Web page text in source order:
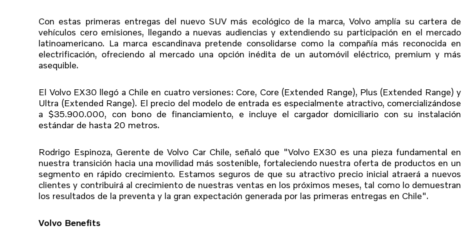
Con estas primeras entregas del nuevo SUV más ecológico de la marca, Volvo amplía su cartera de
vehículos cero emisiones, llegando a nuevas audiencias y extendiendo su participación en el mercado
latinoamericano. La marca escandinava pretende consolidarse como la compañía más reconocida en
electrificación, ofreciendo al mercado una opción inédita de un automóvil eléctrico, premium y más
asequible.
El Volvo EX30 llegó a Chile en cuatro versiones: Core, Core (Extended Range), Plus (Extended Range) y
Ultra (Extended Range). El precio del modelo de entrada es especialmente atractivo, comercializándose
a $35.900.000, con bono de financiamiento, e incluye el cargador domiciliario con su instalación
estándar de hasta 20 metros.
Rodrigo Espinoza, Gerente de Volvo Car Chile, señaló que "Volvo EX30 es una pieza fundamental en
nuestra transición hacia una movilidad más sostenible, fortaleciendo nuestra oferta de productos en un
segmento en rápido crecimiento. Estamos seguros de que su atractivo precio inicial atraerá a nuevos
clientes y contribuirá al crecimiento de nuestras ventas en los próximos meses, tal como lo demuestran
los resultados de la preventa y la gran expectación generada por las primeras entregas en Chile".
Volvo Benefits